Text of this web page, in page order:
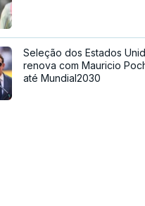
Seleção dos Estados
renova com Mauricio
até Mundial2030